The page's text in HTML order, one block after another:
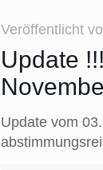
Veröffentlicht
Update
Update vom